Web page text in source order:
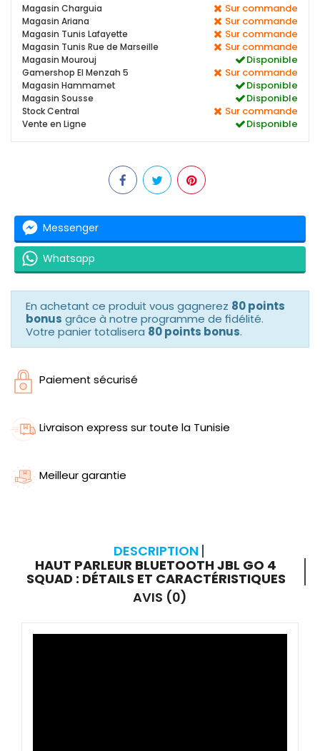
Magasin Charguia Sur commande
Magasin Ariana Sur commande
Magasin Tunis Lafayette Sur commande
Magasin Tunis Rue de Marseille Sur commande
Magasin Mourouj Disponible
Gamershop El Menzah 5 Sur commande
Magasin Hammamet Disponible
Magasin Sousse Disponible
Stock Central Sur commande
Vente en Ligne Disponible
Messenger
Whatsapp
En achetant ce produit vous gagnerez 80 points
bonus grâce à notre programme de fidélité.
Votre panier totalisera 80 points bonus.
Paiement sécurisé
Livraison express sur toute la Tunisie
Meilleur garantie
DESCRIPTION
HAUT PARLEUR BLUETOOTH JBL GO 4
SQUAD : DÉTAILS ET CARACTÉRISTIQUES
AVIS (0)